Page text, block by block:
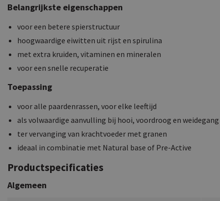
Belangrijkste eigenschappen
voor een betere spierstructuur
hoogwaardige eiwitten uit rijst en spirulina
met extra kruiden, vitaminen en mineralen
voor een snelle recuperatie
Toepassing
voor alle paardenrassen, voor elke leeftijd
als volwaardige aanvulling bij hooi, voordroog en weidegang
ter vervanging van krachtvoeder met granen
ideaal in combinatie met Natural base of Pre-Active
Productspecificaties
Algemeen